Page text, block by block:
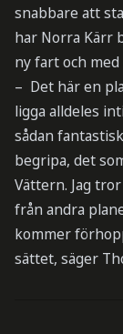
snabbare att
har Norra Kärr
ny fart och
– Det här en
ligga alldeles
sådan
begripa, det
Vättern. Jag
från andra
kommer
sättet, säger